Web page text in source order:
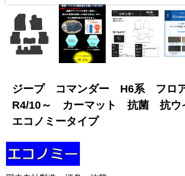
ジープ コマンダー H6系 フロ
R4/10～ カーマット 抗菌 抗
エコノミータイプ